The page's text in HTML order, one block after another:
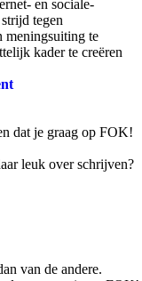
en sociale-
tegen
meningsuiting te
kader te creëren
dat je graag op FOK!
leuk over schrijven?
van de andere.